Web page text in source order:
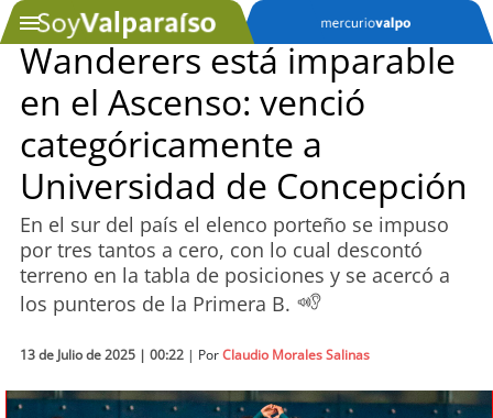
SOYTV
Podcast
Actualidad
Entretención
Economía
Deportes
Wanderers está imparable
en el Ascenso: venció
categóricamente a
Universidad de Concepción
En el sur del país el elenco porteño se impuso
por tres tantos a cero, con lo cual descontó
terreno en la tabla de posiciones y se acercó a
los punteros de la Primera B.
13 de Julio de 2025 | 00:22 | PorClaudio Morales Salinas